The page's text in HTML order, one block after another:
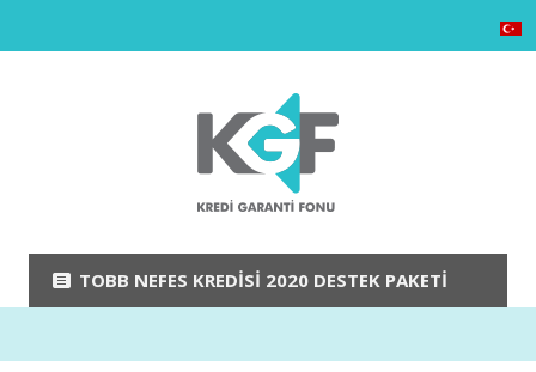
TOBB NEFES KREDISI 2020 DESTEK PAKETI